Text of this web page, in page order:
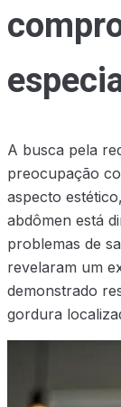
A busca pela
preocupação
aspecto
abdômen está
problemas de
revelaram um
demonstrado
gordura